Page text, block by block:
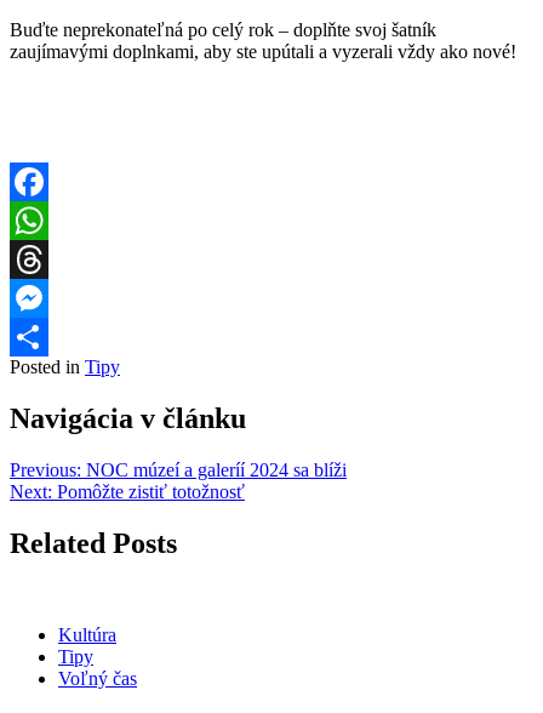
Buďte neprekonateľná po celý rok – doplňte svoj šatník
zaujímavými doplnkami, aby ste upútali a vyzerali vždy ako nové!
Facebook
WhatsApp
Threads
Messenger
Share
Posted in Tipy
Navigácia v článku
Previous: NOC múzeí a galeríí 2024 sa blíži
Next: Pomôžte zistiť totožnosť
Related Posts
Kultúra
Tipy
Voľný čas